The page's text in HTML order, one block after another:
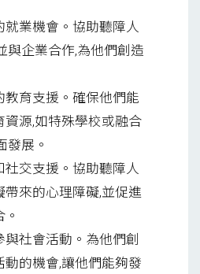
就業機會。協助聽障人
與企業合作,為他們創造
教育支援。確保他們能
源,如特殊學校或融合
發展。
社交支援。協助聽障人
帶來的心理障礙,並促進
與社會活動。為他們創
動的機會,讓他們能夠發